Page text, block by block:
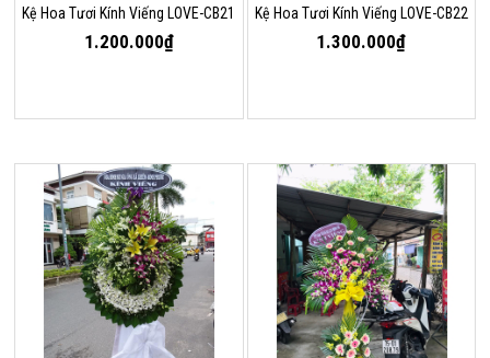
Kệ Hoa Tươi Kính Viếng LOVE-CB21
1.200.000₫
Kệ Hoa Tươi Kính Viếng LOVE-CB22
1.300.000₫